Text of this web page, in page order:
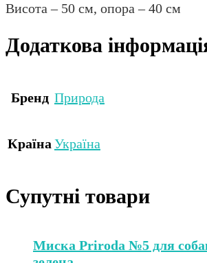
Висота – 50 см, опора – 40 см
Додаткова
Бренд Природа
Країна Україна
Супутні товари
Миска Priroda №5 для